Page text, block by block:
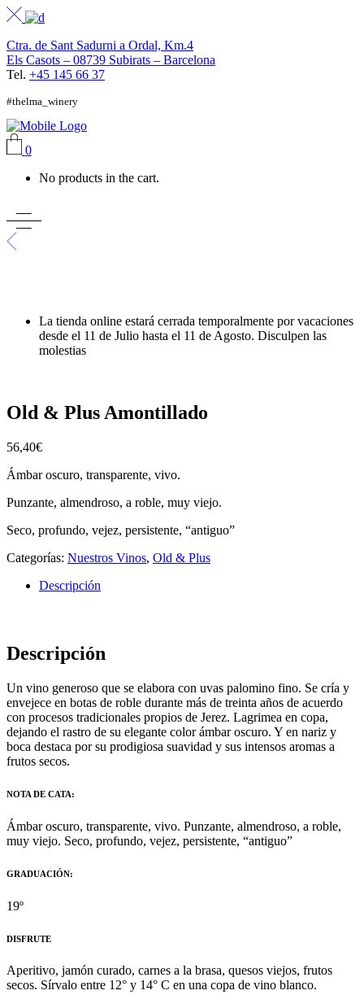
Ctra. de Sant Sadurni a Ordal, Km.4
Els Casots – 08739 Subirats – Barcelona
Tel. +45 145 66 37
#thelma_winery
0
No products in the cart.
La tienda online estará cerrada temporalmente por vacaciones
desde el 11 de Julio hasta el 11 de Agosto. Disculpen las
molestias
Old & Plus Amontillado
56,40€
Ámbar oscuro, transparente, vivo.
Punzante, almendroso, a roble, muy viejo.
Seco, profundo, vejez, persistente, “antiguo”
Categorías: Nuestros Vinos, Old & Plus
Descripción
Descripción
Un vino generoso que se elabora con uvas palomino fino. Se cría y
envejece en botas de roble durante más de treinta años de acuerdo
con procesos tradicionales propios de Jerez. Lagrimea en copa,
dejando el rastro de su elegante color ámbar oscuro. Y en nariz y
boca destaca por su prodigiosa suavidad y sus intensos aromas a
frutos secos.
NOTA DE CATA:
Ámbar oscuro, transparente, vivo. Punzante, almendroso, a roble,
muy viejo. Seco, profundo, vejez, persistente, “antiguo”
GRADUACIÓN:
19º
DISFRUTE
Aperitivo, jamón curado, carnes a la brasa, quesos viejos, frutos
secos. Sírvalo entre 12° y 14° C en una copa de vino blanco.